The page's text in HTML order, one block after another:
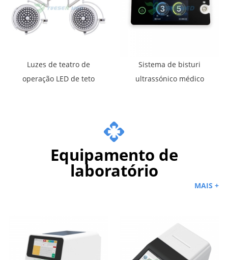
Luzes de teatro de
operação LED de teto
Sistema de bisturi
ultrassónico médico
Equipamento de
laboratório
MAIS +